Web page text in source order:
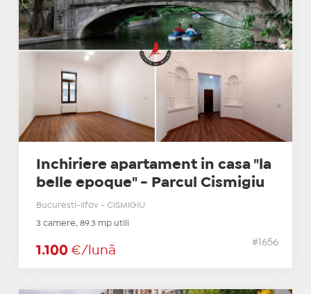
Inchiriere apartament in casa "la
belle epoque" - Parcul Cismigiu
Bucuresti-Ilfov - CISMIGIU
3 camere, 89.3 mp utili
1.100 €/lună
#1656